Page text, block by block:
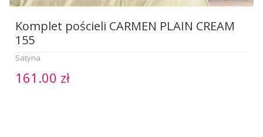
Komplet pościeli CARMEN PLAIN CREAM
155
Satyna
161.00 zł